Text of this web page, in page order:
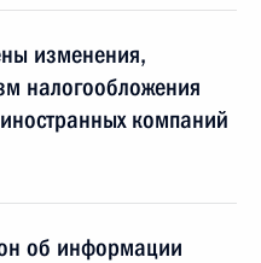
изменения,
налогообложения
компаний
об информации